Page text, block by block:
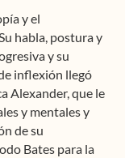
y el
habla, postura y
y su
inflexión llegó
Alexander, que le
y mentales y
de su
Bates para la